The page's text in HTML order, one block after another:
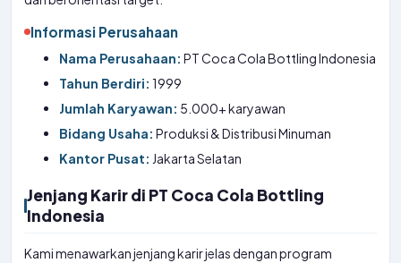
Informasi Perusahaan
Nama Perusahaan: PT Coca Cola Bottling Indonesia
Tahun Berdiri: 1999
Jumlah Karyawan: 5.000+ karyawan
Bidang Usaha: Produksi & Distribusi Minuman
Kantor Pusat: Jakarta Selatan
Jenjang Karir di PT Coca Cola Bottling
Indonesia
Kami menawarkan jenjang karir jelas dengan program